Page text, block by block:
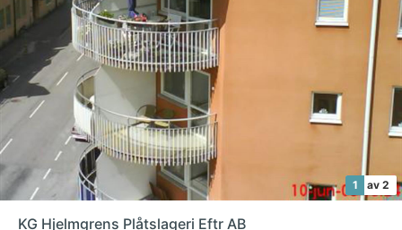
1 av 2
KG Hjelmgrens Plåtslageri Eftr AB